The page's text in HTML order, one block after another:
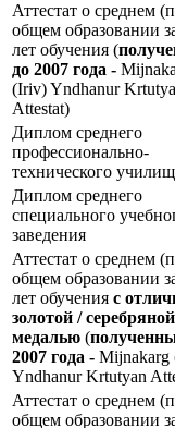
Аттестат о среднем
общем образовании
лет обучения (
до 2007 года -
(Iriv) Yndhanur
Attestat)
Диплом среднего
профессионально-
технического
Диплом среднего
специального
заведения
Аттестат о среднем
общем образовании
лет обучения с
золотой / серебряной
медалью (
2007 года - Mijnakarg
Yndhanur Krtutyan
Аттестат о среднем
общем образовании